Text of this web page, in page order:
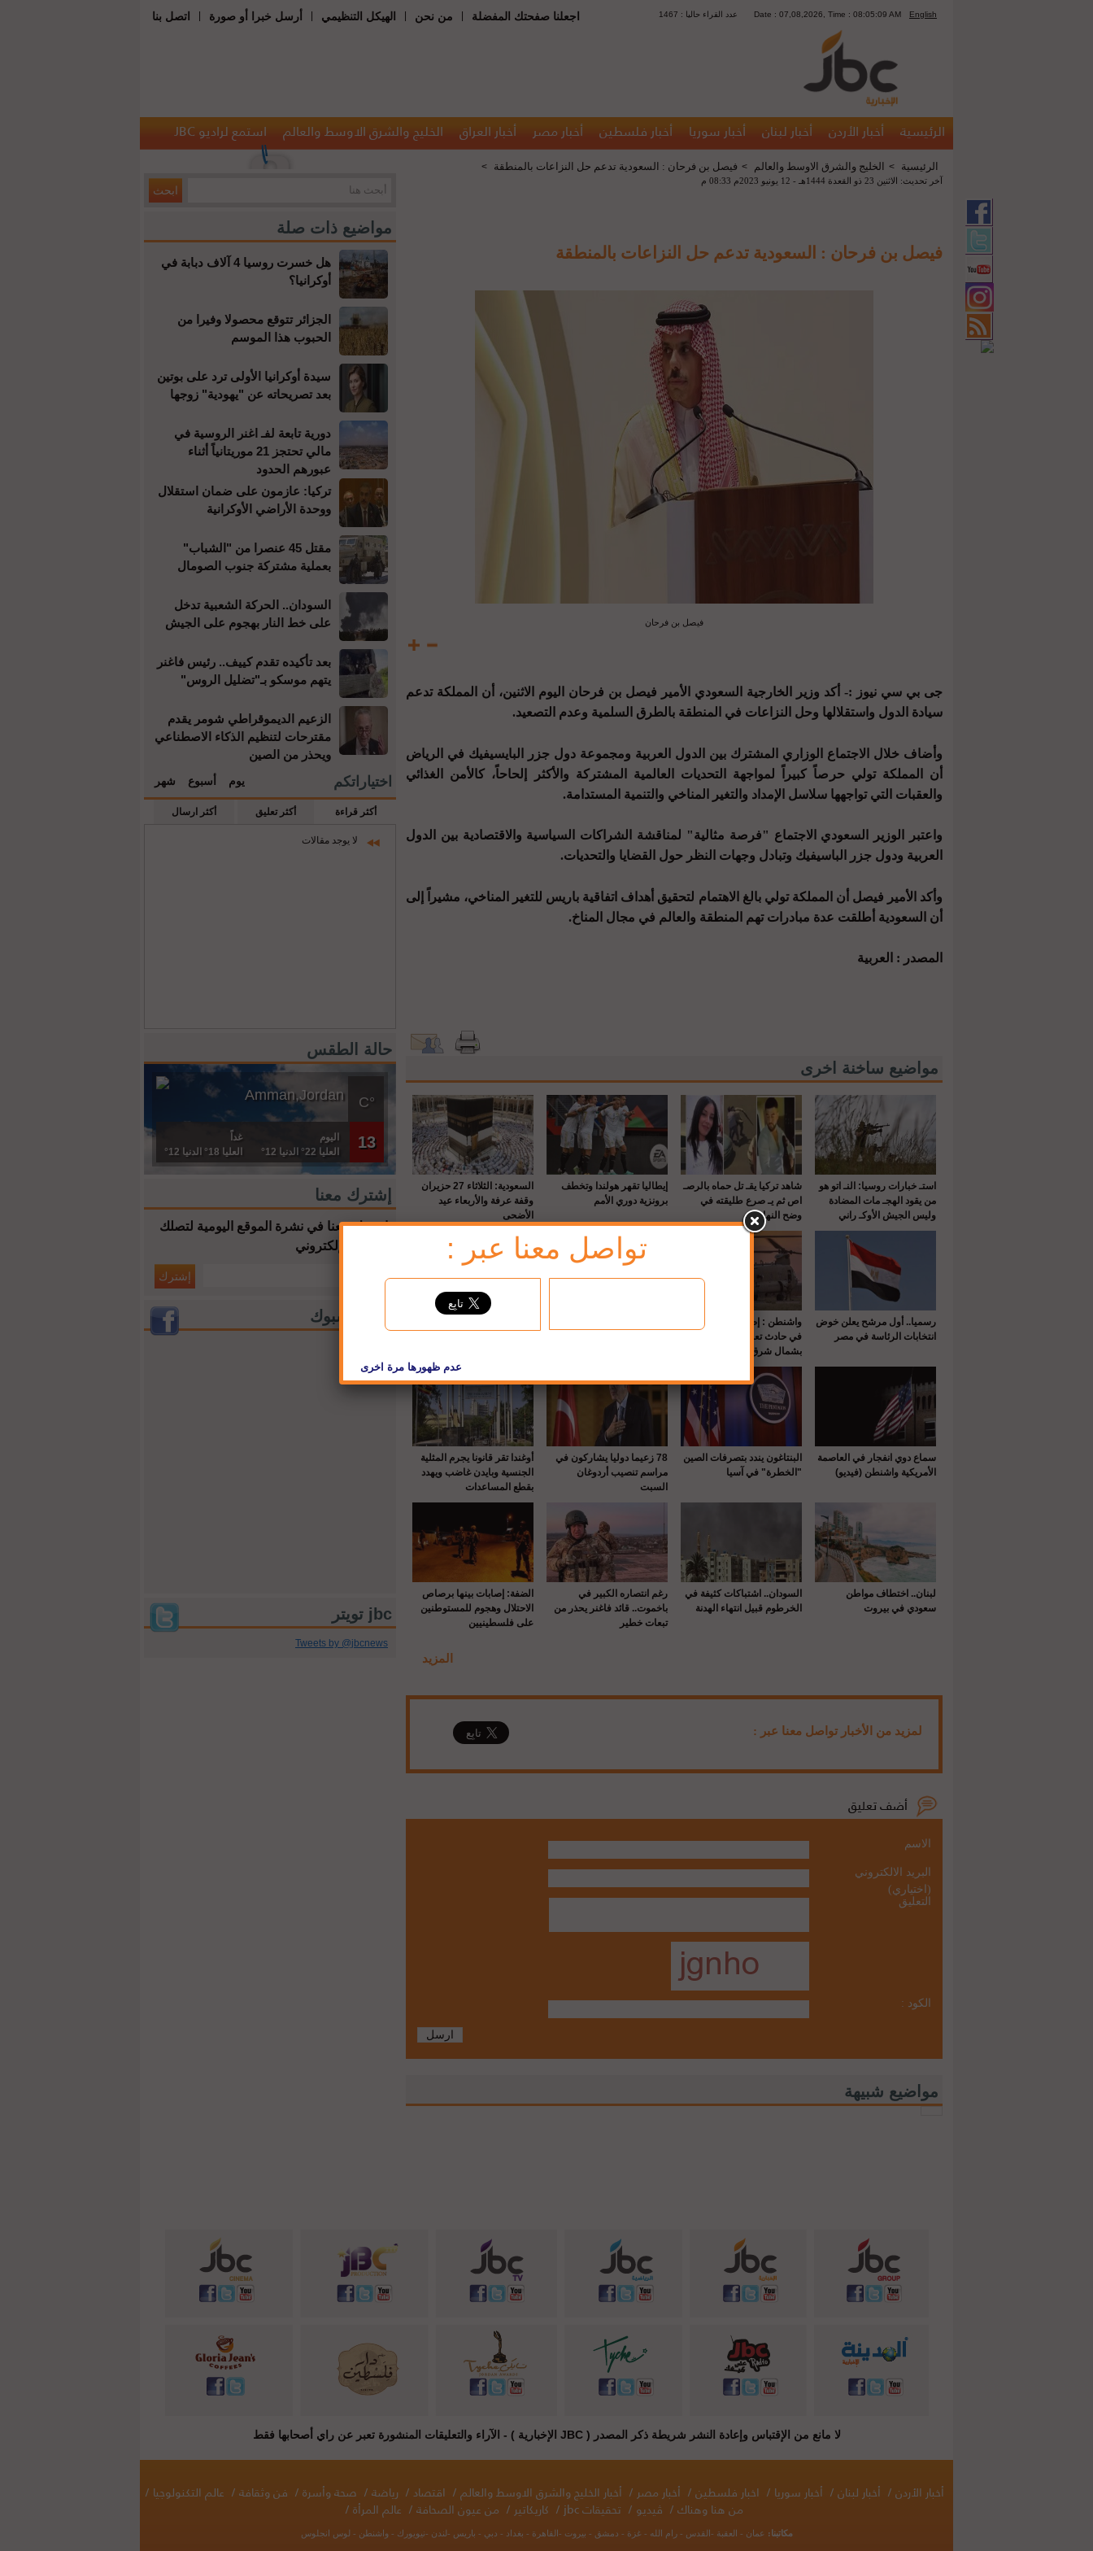
اجعلنا صفحتك المفضلة من نحن الهيكل التنظيمي أرسل خبرا أو صورة اتصل بنا English
Date : 07,08,2026, Time : 08:05:09 AM 1467 : عدد القراء حاليا
الرئيسية أخبار الأردن أخبار لبنان أخبار سوريا أخبار فلسطين أخبار مصر أخبار العراق الخليج والشرق الاوسط والعالم استمع لراديو JBC
مواضيع ذات صلة
هل خسرت روسيا 4 آلاف دبابة في
أوكرانيا؟
الجزائر تتوقع محصولا وفيرا من
الحبوب هذا الموسم
سيدة أوكرانيا الأولى ترد على بوتين
بعد تصريحاته عن "يهودية" زوجها
دورية تابعة لفـ اغنر الروسية في
مالي تحتجز 21 موريتانياً أثناء
عبورهم الحدود
تركيا: عازمون على ضمان استقلال
ووحدة الأراضي الأوكرانية
مقتل 45 عنصرا من "الشباب"
بعملية مشتركة جنوب الصومال
السودان.. الحركة الشعبية تدخل
على خط النار بهجوم على الجيش
بعد تأكيده تقدم كييف.. رئيس فاغنر
يتهم موسكو بـ"تضليل الروس"
الزعيم الديموقراطي شومر يقدم
مقترحات لتنظيم الذكاء الاصطناعي
ويحذر من الصين
اختياراتكم يوم أسبوع شهر
أكثر قراءة أكثر تعليق أكثر ارسال
لا يوجد مقالات
حالة الطقس
°C
Amman,Jordan
13
اليوم
العليا 22° الدنيا 12°
غداً
العليا 18° الدنيا 12°
إشترك معنا
إشترك معنا في نشرة الموقع اليومية لتصلك
لبريدك الإلكتروني
jbc تويتر
Tweets by @jbcnews
الرئيسية > الخليج والشرق الاوسط والعالم > فيصل بن فرحان : السعودية تدعم حل النزاعات بالمنطقة >
آخر تحديث: الاثنين 23 ذو القعدة 1444هـ - 12 يونيو 2023م 08:33 م
فيصل بن فرحان : السعودية تدعم حل النزاعات بالمنطقة
فيصل بن فرحان
جى بي سي نيوز :- أكد وزير الخارجية السعودي الأمير فيصل بن فرحان اليوم الاثنين، أن المملكة تدعم
سيادة الدول واستقلالها وحل النزاعات في المنطقة بالطرق السلمية وعدم التصعيد.
وأضاف خلال الاجتماع الوزاري المشترك بين الدول العربية ومجموعة دول جزر البايسيفيك في الرياض
أن المملكة تولي حرصاً كبيراً لمواجهة التحديات العالمية المشتركة والأكثر إلحاحاً، كالأمن الغذائي
والعقبات التي تواجهها سلاسل الإمداد والتغير المناخي والتنمية المستدامة.
واعتبر الوزير السعودي الاجتماع "فرصة مثالية" لمناقشة الشراكات السياسية والاقتصادية بين الدول
العربية ودول جزر الباسيفيك وتبادل وجهات النظر حول القضايا والتحديات.
وأكد الأمير فيصل أن المملكة تولي بالغ الاهتمام لتحقيق أهداف اتفاقية باريس للتغير المناخي، مشيراً إلى
أن السعودية أطلقت عدة مبادرات تهم المنطقة والعالم في مجال المناخ.
المصدر : العربية
مواضيع ساخنة اخرى
استـ خبارات روسيا: النـ اتو هو
من يقود الهجـ مات المضادة
وليس الجيش الأوكـ راني
شاهد تركيا يقـ تل حماه بالرصـ
اص ثم يـ صرع طليقته في
وضح النهار
إيطاليا تقهر هولندا وتخطف
برونزية دوري الأمم
السعودية: الثلاثاء 27 حزيران
وقفة عرفة والأربعاء عيد
الأضحى
رسميا.. أول مرشح يعلن خوض
انتخابات الرئاسة في مصر
في حادث تعرضت له هليكوبتر
بشمال شرق سوريا
سماع دوي انفجار في العاصمة
الأمريكية واشنطن (فيديو)
البنتاغون يندد بتصرفات الصين
"الخطرة" في آسيا
78 زعيما دوليا يشاركون في
مراسم تنصيب أردوغان
السبت
أوغندا تقر قانونا يجرم المثلية
الجنسية وبايدن غاضب ويهدد
بقطع المساعدات
لبنان.. اختطاف مواطن
سعودي في بيروت
السودان.. اشتباكات كثيفة في
الخرطوم قبيل انتهاء الهدنة
رغم انتصاره الكبير في
باخموت.. قائد فاغنر يحذر من
تبعات خطير
الضفة: إصابات بينها برصاص
الاحتلال وهجوم للمستوطنين
على فلسطينيين
المزيد
لمزيد من الأخبار تواصل معنا عبر :
الاسم
البريد الالكتروني
(اختياري)
التعليق
الكود :
مواضيع شبيهة
لا مانع من الإقتباس وإعادة النشر شريطة ذكر المصدر ( JBC الإخبارية ) - الآراء والتعليقات المنشورة تعبر عن راي أصحابها فقط
أخبار الأردن / أخبار لبنان / أخبار سوريا / اخبار فلسطين / أخبار مصر / أخبار الخليج والشرق الاوسط والعالم / اقتصاد / رياضة / صحة وأسرة / فن وثقافة / عالم التكنولوجيا /
من هنا وهناك / ڤيديو / تحقيقات jbc / كاريكاتير / من عيون الصحافة / عالم المرأة /
مكاتبنا: عمان - العقبة -القدس - رام الله - غزة - دمشق - بيروت -القاهرة - بغداد - دبي - باريس -لندن -نيويورك - واشنطن - لوس انجلوس
تواصل معنا عبر :